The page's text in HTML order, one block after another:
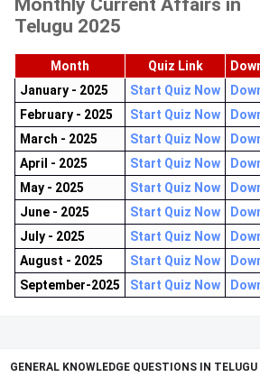
Monthly Current Affairs in
Telugu 2025
Month Quiz Link
January - 2025
Start Quiz Now
February - 2025
Start Quiz Now
March - 2025
Start Quiz Now
April - 2025
Start Quiz Now
May - 2025
Start Quiz Now
June - 2025
Start Quiz Now
July - 2025
Start Quiz Now
August - 2025
Start Quiz Now
September-2025
Start Quiz Now
GENERAL KNOWLEDGE QUESTIONS IN TELUGU